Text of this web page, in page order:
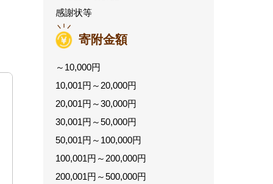
感謝状等
寄附金額
～10,000円
10,001円～20,000円
20,001円～30,000円
30,001円～50,000円
50,001円～100,000円
100,001円～200,000円
200,001円～500,000円